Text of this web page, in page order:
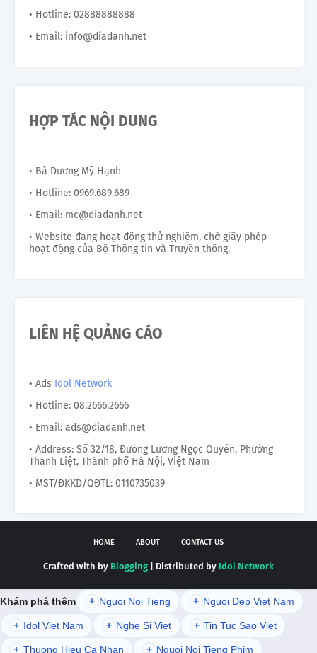
• Hotline: 02888888888
• Email: info@diadanh.net
HỢP TÁC NỘI DUNG
• Bà Dương Mỹ Hạnh
• Hotline: 0969.689.689
• Email: mc@diadanh.net
• Website đang hoạt động thử nghiệm, chờ giấy phép
hoạt động của Bộ Thông tin và Truyền thông.
LIÊN HỆ QUẢNG CÁO
• Ads Idol Network
• Hotline: 08.2666.2666
• Email: ads@diadanh.net
• Address: Số 32/18, Đường Lương Ngọc Quyến, Phường
Thanh Liệt, Thành phố Hà Nội, Việt Nam
• MST/ĐKKD/QĐTL: 0110735039
HOME ABOUT CONTACT US
Crafted with by Blogging | Distributed by Idol Network
Khám phá thêm + Nguoi Noi Tieng + Nguoi Dep Viet Nam
+ Idol Viet Nam + Nghe Si Viet + Tin Tuc Sao Viet
+ Thuong Hieu Ca Nhan + Nguoi Noi Tieng Phim